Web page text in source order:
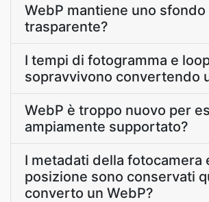
WebP mantiene uno sfondo
trasparente?
I tempi di fotogramma e
sopravvivono convertendo
WebP è troppo nuovo per
ampiamente supportato?
I metadati della fotocamera
posizione sono conservati
converto un WebP?